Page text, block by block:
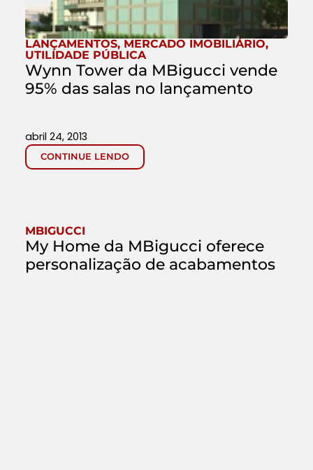
LANÇAMENTOS, MERCADO IMOBILIÁRIO,
UTILIDADE PÚBLICA
Wynn Tower da MBigucci vende
95% das salas no lançamento
CONTINUE LENDO
abril 24, 2013
MBIGUCCI
My Home da MBigucci oferece
personalização de acabamentos